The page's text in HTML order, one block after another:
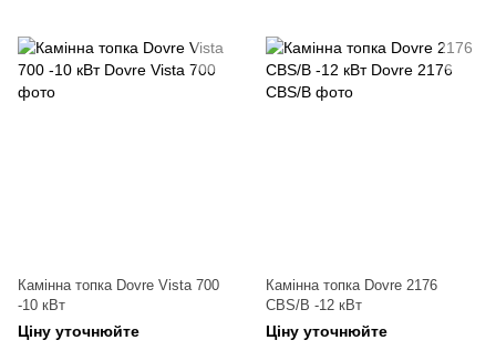
Камінна топка Dovre Vista 700
-10 кВт
Ціну уточнюйте
Камінна топка Dovre 2176
CBS/B -12 кВт
Ціну уточнюйте